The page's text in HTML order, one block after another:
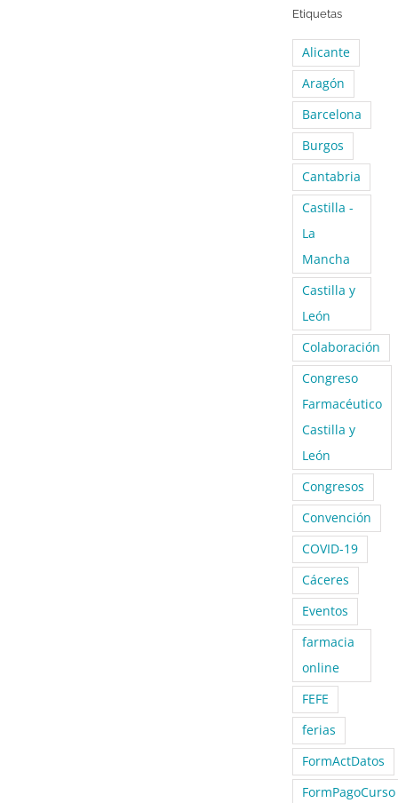
Etiquetas
Alicante
Aragón
Barcelona
Burgos
Cantabria
Castilla -
La
Mancha
Castilla y
León
Colaboración
Congreso
Farmacéutico
Castilla y
León
Congresos
Convención
COVID-19
Cáceres
Eventos
farmacia
online
FEFE
ferias
FormActDatos
FormPagoCurso